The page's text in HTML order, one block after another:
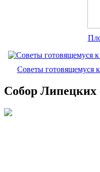
Советы готовящемуся
Собор Липецких